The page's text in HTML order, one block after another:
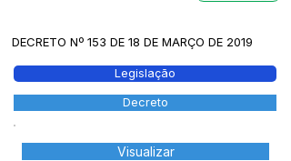
DECRETO Nº 153 DE 18 DE MARÇO DE 2019
Legislação
Decreto
Visualizar